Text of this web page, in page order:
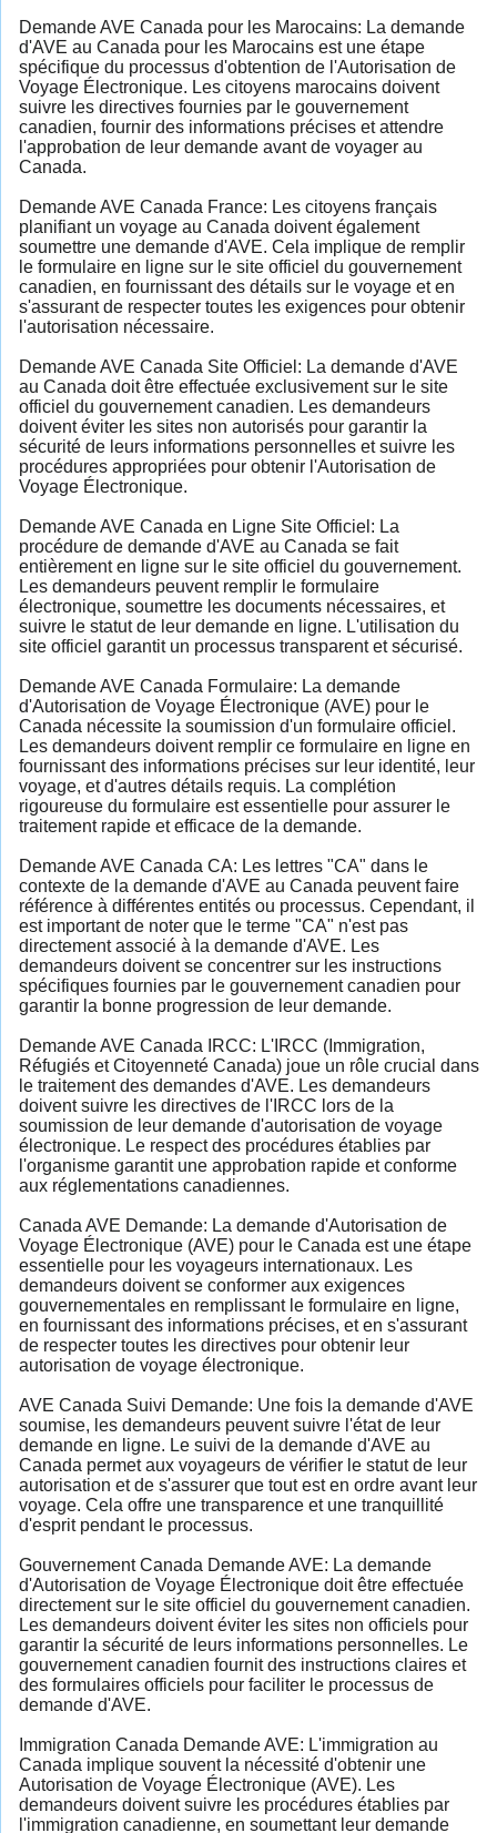
Demande AVE Canada pour les Marocains: La demande
d'AVE au Canada pour les Marocains est une étape
spécifique du processus d'obtention de l'Autorisation de
Voyage Électronique. Les citoyens marocains doivent
suivre les directives fournies par le gouvernement
canadien, fournir des informations précises et attendre
l'approbation de leur demande avant de voyager au
Canada.
Demande AVE Canada France: Les citoyens français
planifiant un voyage au Canada doivent également
soumettre une demande d'AVE. Cela implique de remplir
le formulaire en ligne sur le site officiel du gouvernement
canadien, en fournissant des détails sur le voyage et en
s'assurant de respecter toutes les exigences pour obtenir
l'autorisation nécessaire.
Demande AVE Canada Site Officiel: La demande d'AVE
au Canada doit être effectuée exclusivement sur le site
officiel du gouvernement canadien. Les demandeurs
doivent éviter les sites non autorisés pour garantir la
sécurité de leurs informations personnelles et suivre les
procédures appropriées pour obtenir l'Autorisation de
Voyage Électronique.
Demande AVE Canada en Ligne Site Officiel: La
procédure de demande d'AVE au Canada se fait
entièrement en ligne sur le site officiel du gouvernement.
Les demandeurs peuvent remplir le formulaire
électronique, soumettre les documents nécessaires, et
suivre le statut de leur demande en ligne. L'utilisation du
site officiel garantit un processus transparent et sécurisé.
Demande AVE Canada Formulaire: La demande
d'Autorisation de Voyage Électronique (AVE) pour le
Canada nécessite la soumission d'un formulaire officiel.
Les demandeurs doivent remplir ce formulaire en ligne en
fournissant des informations précises sur leur identité, leur
voyage, et d'autres détails requis. La complétion
rigoureuse du formulaire est essentielle pour assurer le
traitement rapide et efficace de la demande.
Demande AVE Canada CA: Les lettres "CA" dans le
contexte de la demande d'AVE au Canada peuvent faire
référence à différentes entités ou processus. Cependant, il
est important de noter que le terme "CA" n'est pas
directement associé à la demande d'AVE. Les
demandeurs doivent se concentrer sur les instructions
spécifiques fournies par le gouvernement canadien pour
garantir la bonne progression de leur demande.
Demande AVE Canada IRCC: L'IRCC (Immigration,
Réfugiés et Citoyenneté Canada) joue un rôle crucial dans
le traitement des demandes d'AVE. Les demandeurs
doivent suivre les directives de l'IRCC lors de la
soumission de leur demande d'autorisation de voyage
électronique. Le respect des procédures établies par
l'organisme garantit une approbation rapide et conforme
aux réglementations canadiennes.
Canada AVE Demande: La demande d'Autorisation de
Voyage Électronique (AVE) pour le Canada est une étape
essentielle pour les voyageurs internationaux. Les
demandeurs doivent se conformer aux exigences
gouvernementales en remplissant le formulaire en ligne,
en fournissant des informations précises, et en s'assurant
de respecter toutes les directives pour obtenir leur
autorisation de voyage électronique.
AVE Canada Suivi Demande: Une fois la demande d'AVE
soumise, les demandeurs peuvent suivre l'état de leur
demande en ligne. Le suivi de la demande d'AVE au
Canada permet aux voyageurs de vérifier le statut de leur
autorisation et de s'assurer que tout est en ordre avant leur
voyage. Cela offre une transparence et une tranquillité
d'esprit pendant le processus.
Gouvernement Canada Demande AVE: La demande
d'Autorisation de Voyage Électronique doit être effectuée
directement sur le site officiel du gouvernement canadien.
Les demandeurs doivent éviter les sites non officiels pour
garantir la sécurité de leurs informations personnelles. Le
gouvernement canadien fournit des instructions claires et
des formulaires officiels pour faciliter le processus de
demande d'AVE.
Immigration Canada Demande AVE: L'immigration au
Canada implique souvent la nécessité d'obtenir une
Autorisation de Voyage Électronique (AVE). Les
demandeurs doivent suivre les procédures établies par
l'immigration canadienne, en soumettant leur demande